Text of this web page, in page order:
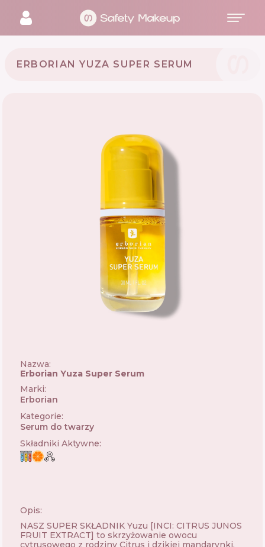
ERBORIAN YUZA SUPER SERUM
Nazwa:
Erborian Yuza Super Serum
Marki:
Erborian
Kategorie:
Serum do twarzy
Składniki Aktywne:
Opis:
NASZ SUPER SKŁADNIK Yuzu [INCI: CITRUS JUNOS
FRUIT EXTRACT] to skrzyżowanie owocu
cytrusowego z rodziny Citrus i dzikiej mandarynki.